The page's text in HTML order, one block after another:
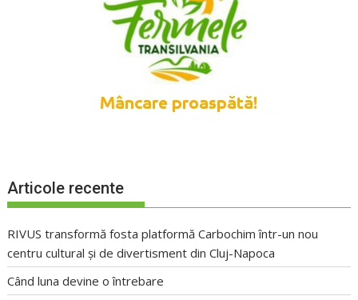
Articole recente
RIVUS transformă fosta platformă Carbochim într-un nou
centru cultural și de divertisment din Cluj-Napoca
Când luna devine o întrebare